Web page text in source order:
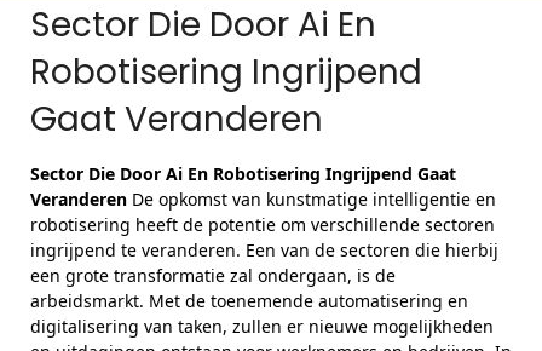
Sector Die Door Ai En
Robotisering Ingrijpend
Gaat Veranderen
Sector Die Door Ai En Robotisering Ingrijpend Gaat
Veranderen De opkomst van kunstmatige intelligentie en
robotisering heeft de potentie om verschillende sectoren
ingrijpend te veranderen. Een van de sectoren die hierbij
een grote transformatie zal ondergaan, is de
arbeidsmarkt. Met de toenemende automatisering en
digitalisering van taken, zullen er nieuwe mogelijkheden